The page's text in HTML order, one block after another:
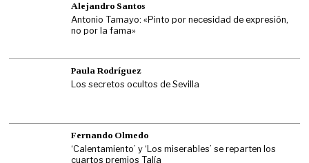
Alejandro Santos
Antonio Tamayo: «Pinto por necesidad de expresión,
no por la fama»
Paula Rodríguez
Los secretos ocultos de Sevilla
Fernando Olmedo
‘Calentamiento’ y ‘Los miserables’ se reparten los
cuartos premios Talía